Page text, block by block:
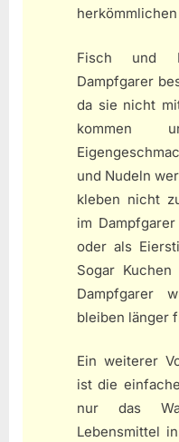
Fisch und
Dampfgarer
da sie nicht
kommen
und Nudeln
kleben nicht
im
oder als
Sogar
Dampfgarer
bleiben länger
Ein weiterer
ist die
nur das
Lebensmittel